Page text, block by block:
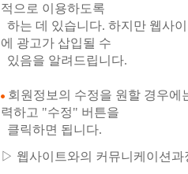
적으로 이용하도록
하는 데 있습니다. 하지만 웹사
에 광고가 삽입될 수
있음을 알려드립니다.
회원정보의 수정을 원할 경우
력하고 "수정" 버튼을
클릭하면 됩니다.
▷ 웹사이트와의 커뮤니케이션과